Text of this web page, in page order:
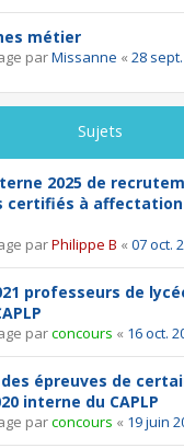
métier
parMissanne « 28
Sujets
2025 de
certifiés à affectation
parPhilippe B « 07 oct.
professeurs de
parconcours « 16 oct.
épreuves de
interne du CAPLP
parconcours « 19 juin